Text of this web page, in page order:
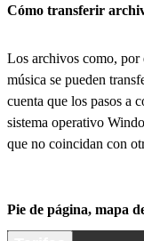
Cómo transferir
Los archivos como, por
música se pueden
cuenta que los pasos a
sistema operativo
que no coincidan con
Pie de página, mapa